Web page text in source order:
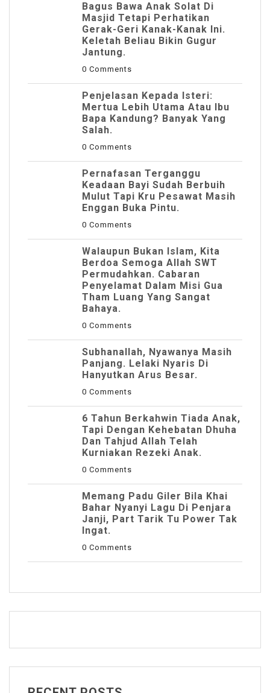
Bagus Bawa Anak Solat Di
Masjid Tetapi Perhatikan
Gerak-Geri Kanak-Kanak Ini.
Keletah Beliau Bikin Gugur
Jantung.
0 Comments
Penjelasan Kepada Isteri:
Mertua Lebih Utama Atau Ibu
Bapa Kandung? Banyak Yang
Salah.
0 Comments
Pernafasan Terganggu
Keadaan Bayi Sudah Berbuih
Mulut Tapi Kru Pesawat Masih
Enggan Buka Pintu.
0 Comments
Walaupun Bukan Islam, Kita
Berdoa Semoga Allah SWT
Permudahkan. Cabaran
Penyelamat Dalam Misi Gua
Tham Luang Yang Sangat
Bahaya.
0 Comments
Subhanallah, Nyawanya Masih
Panjang. Lelaki Nyaris Di
Hanyutkan Arus Besar.
0 Comments
6 Tahun Berkahwin Tiada Anak,
Tapi Dengan Kehebatan Dhuha
Dan Tahjud Allah Telah
Kurniakan Rezeki Anak.
0 Comments
Memang Padu Giler Bila Khai
Bahar Nyanyi Lagu Di Penjara
Janji, Part Tarik Tu Power Tak
Ingat.
0 Comments